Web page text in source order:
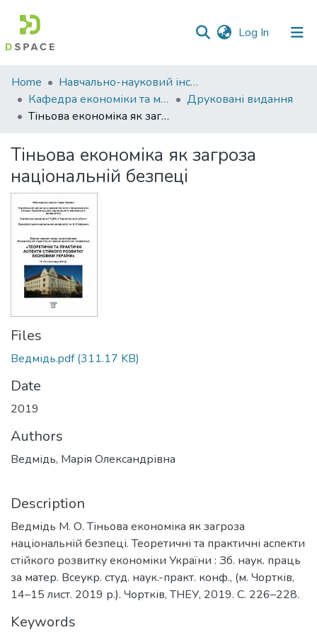
Log In (current)
Communities
&
Collections
Statistics
Home
Навчально-науковий інститут економіки, управління, права та інформаційних технологій
Кафедра економіки та міжнародних економічних відносин
Друковані видання
Тіньова економіка як загроза національній безпеці
Тіньова економіка як загроза
національній безпеці
Files
Ведмідь.pdf(311.17 KB)
Date
2019
Authors
Ведмідь, Марія Олександрівна
Description
Ведмідь М. О. Тіньова економіка як загроза
національній безпеці. Теоретичні та практичні аспекти
стійкого розвитку економіки України : Зб. наук. праць
за матер. Всеукр. студ. наук.-практ. конф., (м. Чортків,
14–15 лист. 2019 р.). Чортків, ТНЕУ, 2019. C. 226–228.
Keywords